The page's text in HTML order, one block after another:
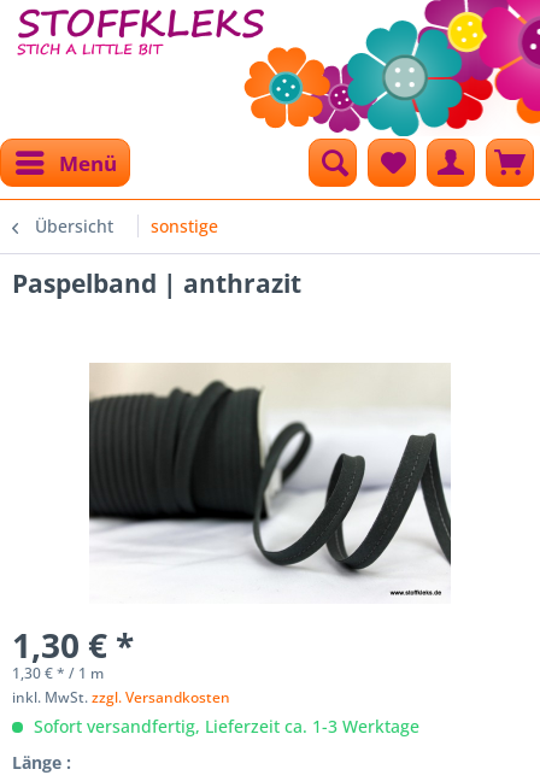
Menü
Übersicht sonstige
Paspelband | anthrazit
1,30 € *
1,30 € * / 1 m
inkl. MwSt.zzgl. Versandkosten
Sofort versandfertig, Lieferzeit ca. 1-3 Werktage
Länge :